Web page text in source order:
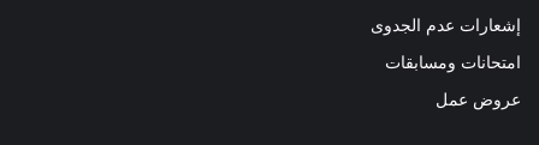
إشعارات عدم الجدوى
امتحانات ومسابقات
عروض عمل